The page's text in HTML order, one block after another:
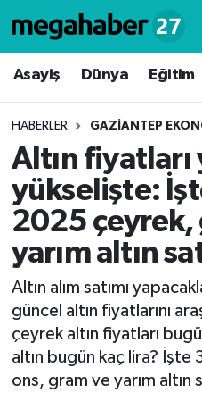
Asayiş Dünya Eğitim
HABERLER GAZIANTEP
Altın
yükselişte:
2025 çeyrek,
yarım altın
Altın alım satımı
güncel altın fiyatlarını
çeyrek altın fiyatları
altın bugün kaç lira? İşte
ons, gram ve yarım altın
Hava Durumu
Süper Lig Puan
Tüm Manşetler
Son Dakika Haberleri
Haber Arşivi